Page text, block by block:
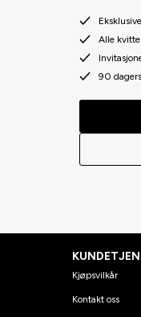
Alle
90
Kjøpsvilkår
Kontakt oss